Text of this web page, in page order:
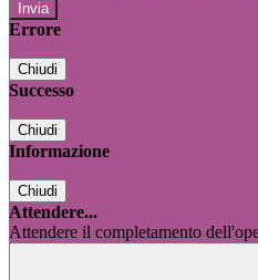
Errore
Chiudi
Successo
Chiudi
Informazione
Chiudi
Attendere...
Attendere il completamento